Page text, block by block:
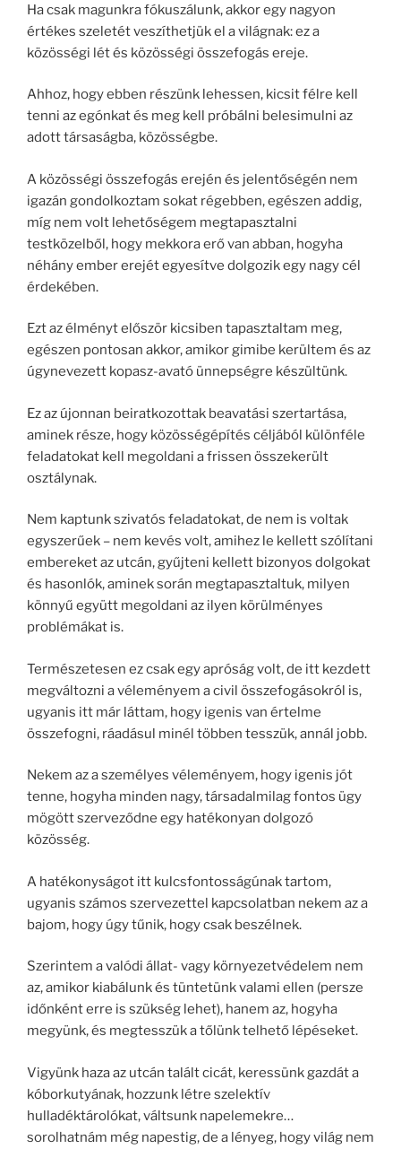
Ha csak magunkra fókuszálunk, akkor egy nagyon
értékes szeletét veszíthetjük el a világnak: ez a
közösségi lét és közösségi összefogás ereje.
Ahhoz, hogy ebben részünk lehessen, kicsit félre kell
tenni az egónkat és meg kell próbálni belesimulni az
adott társaságba, közösségbe.
A közösségi összefogás erején és jelentőségén nem
igazán gondolkoztam sokat régebben, egészen addig,
míg nem volt lehetőségem megtapasztalni
testközelből, hogy mekkora erő van abban, hogyha
néhány ember erejét egyesítve dolgozik egy nagy cél
érdekében.
Ezt az élményt először kicsiben tapasztaltam meg,
egészen pontosan akkor, amikor gimibe kerültem és az
úgynevezett kopasz-avató ünnepségre készültünk.
Ez az újonnan beiratkozottak beavatási szertartása,
aminek része, hogy közösségépítés céljából különféle
feladatokat kell megoldani a frissen összekerült
osztálynak.
Nem kaptunk szivatós feladatokat, de nem is voltak
egyszerűek – nem kevés volt, amihez le kellett szólítani
embereket az utcán, gyűjteni kellett bizonyos dolgokat
és hasonlók, aminek során megtapasztaltuk, milyen
könnyű együtt megoldani az ilyen körülményes
problémákat is.
Természetesen ez csak egy apróság volt, de itt kezdett
megváltozni a véleményem a civil összefogásokról is,
ugyanis itt már láttam, hogy igenis van értelme
összefogni, ráadásul minél többen tesszük, annál jobb.
Nekem az a személyes véleményem, hogy igenis jót
tenne, hogyha minden nagy, társadalmilag fontos ügy
mögött szerveződne egy hatékonyan dolgozó
közösség.
A hatékonyságot itt kulcsfontosságúnak tartom,
ugyanis számos szervezettel kapcsolatban nekem az a
bajom, hogy úgy tűnik, hogy csak beszélnek.
Szerintem a valódi állat- vagy környezetvédelem nem
az, amikor kiabálunk és tüntetünk valami ellen (persze
időnként erre is szükség lehet), hanem az, hogyha
megyünk, és megtesszük a tőlünk telhető lépéseket.
Vigyünk haza az utcán talált cicát, keressünk gazdát a
kóborkutyának, hozzunk létre szelektív
hulladéktárolókat, váltsunk napelemekre…
sorolhatnám még napestig, de a lényeg, hogy világ nem